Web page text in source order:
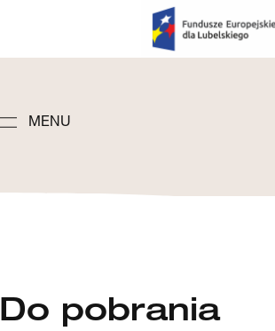
MENU
Do pobrania